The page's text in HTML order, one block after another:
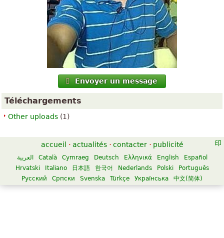
Envoyer un message
Téléchargements
Other uploads (1)
accueil · actualités · contacter · publicité
العربية Català Cymraeg Deutsch Ελληνικά English
Español
Hrvatski
Italiano 日本語 한국어 Nederlands Polski
Português
Русский
Српски Svenska Türkçe Українська 中文(简体)